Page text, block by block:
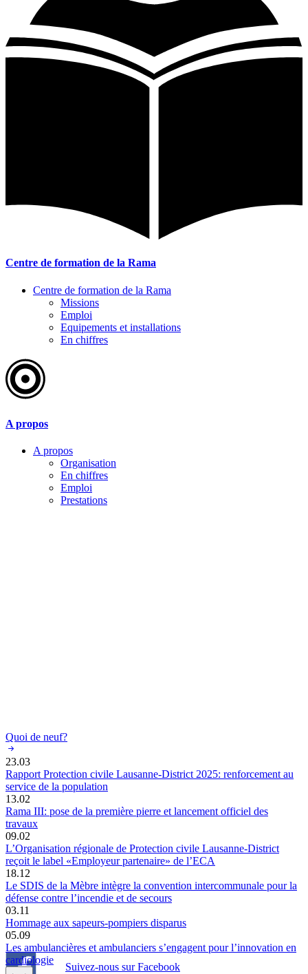
Centre de formation de la Rama
Centre de formation de la Rama
Missions
Emploi
Equipements et installations
En chiffres
A propos
A propos
Organisation
En chiffres
Emploi
Prestations
Quoi de neuf?
23.03
Rapport Protection civile Lausanne-District 2025: renforcement au
service de la population
13.02
Rama III: pose de la première pierre et lancement officiel des
travaux
09.02
L’Organisation régionale de Protection civile Lausanne-District
reçoit le label «Employeur partenaire» de l’ECA
18.12
Le SDIS de la Mèbre intègre la convention intercommunale pour la
défense contre l’incendie et de secours
03.11
Hommage aux sapeurs-pompiers disparus
05.09
Les ambulancières et ambulanciers s’engagent pour l’innovation en
cardiologie
Suivez-nous sur Facebook